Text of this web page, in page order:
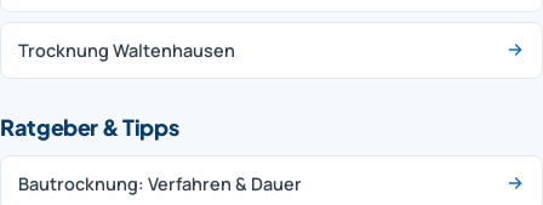
Trocknung Waltenhausen
Ratgeber & Tipps
Bautrocknung: Verfahren & Dauer